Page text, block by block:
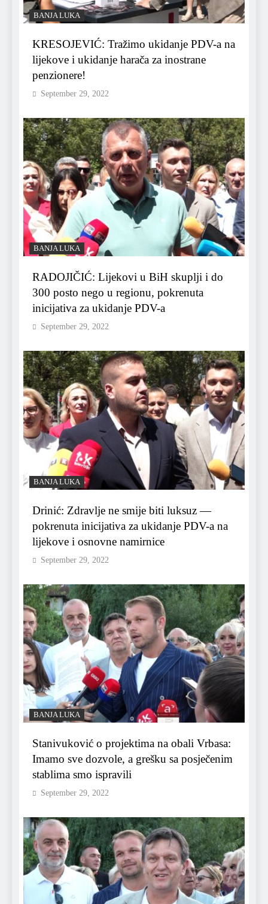
BANJA LUKA
KRESOJEVIĆ: Tražimo ukidanje PDV-a na
lijekove i ukidanje harača za inostrane
penzionere!
September 29, 2022
BANJA LUKA
RADOJIČIĆ: Lijekovi u BiH skuplji i do
300 posto nego u regionu, pokrenuta
inicijativa za ukidanje PDV-a
September 29, 2022
BANJA LUKA
Drinić: Zdravlje ne smije biti luksuz —
pokrenuta inicijativa za ukidanje PDV-a na
lijekove i osnovne namirnice
September 29, 2022
BANJA LUKA
Stanivuković o projektima na obali Vrbasa:
Imamo sve dozvole, a grešku sa posječenim
stablima smo ispravili
September 29, 2022